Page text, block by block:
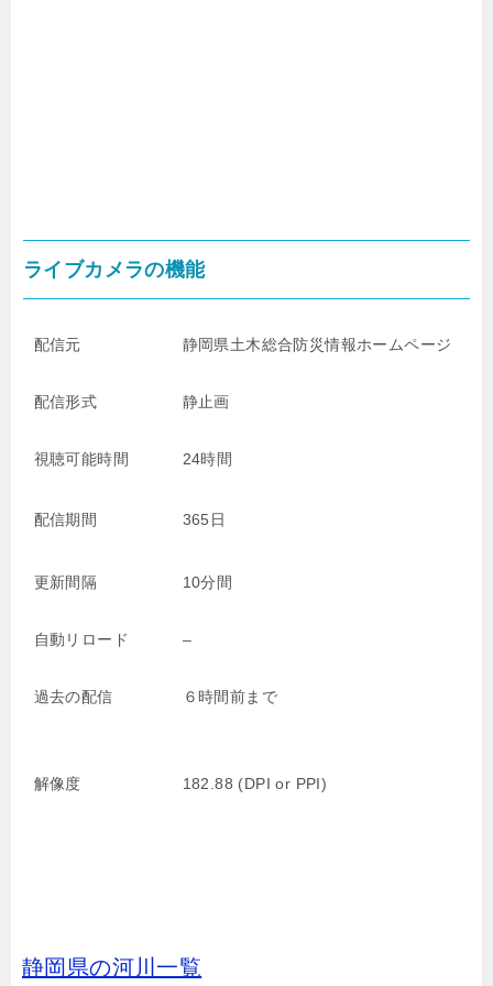
ライブカメラの機能
配信元 静岡県土木総合防災情報ホームページ
配信形式 静止画
視聴可能時間 24時間
配信期間 365日
更新間隔 10分間
自動リロード –
過去の配信 ６時間前まで
解像度 182.88 (DPI or PPI)
静岡県の河川一覧